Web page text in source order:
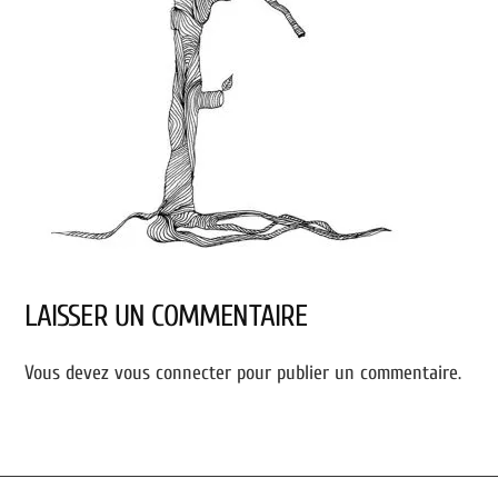
LAISSER UN COMMENTAIRE
Vous devezvous connecter pour publier un commentaire.